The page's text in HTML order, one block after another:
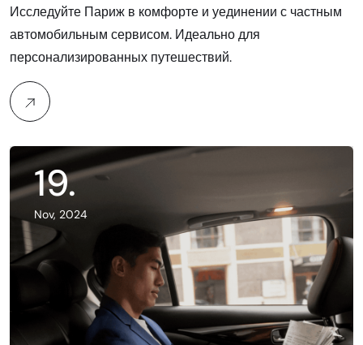
Исследуйте Париж в комфорте и уединении с частным
автомобильным сервисом. Идеально для
персонализированных путешествий.
19.
Nov, 2024